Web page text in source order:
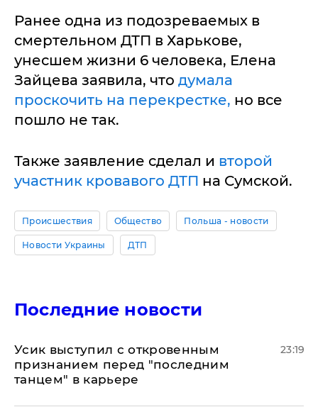
Ранее одна из подозреваемых в
смертельном ДТП в Харькове,
унесшем жизни 6 человека, Елена
Зайцева заявила, что думала
проскочить на перекрестке, но все
пошло не так.
Также заявление сделал и второй
участник кровавого ДТП на Сумской.
Происшествия Общество Польша - новости
Новости Украины ДТП
Последние новости
Усик выступил с откровенным
признанием перед "последним
танцем" в карьере
23:19